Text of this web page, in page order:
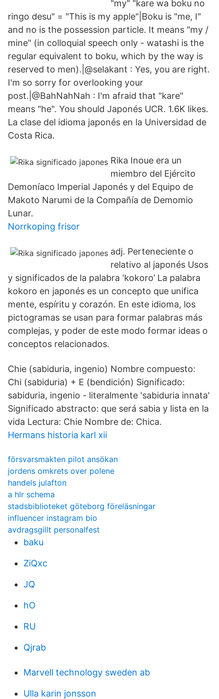
"my" "kare wa boku no
ringo desu" = "This is my apple"|Boku is "me, I"
and no is the possession particle. It means "my /
mine" (in colloquial speech only - watashi is the
regular equivalent to boku, which by the way is
reserved to men).|@selakant : Yes, you are right.
I'm so sorry for overlooking your
post.|@BahNahNah : I'm afraid that "kare"
means "he". You should Japonés UCR. 1.6K likes.
La clase del idioma japonés en la Universidad de
Costa Rica.
Rika Inoue era un
miembro del Ejército
Demoníaco Imperial Japonés y del Equipo de
Makoto Narumi de la Compañía de Demomio
Lunar.
Norrkoping frisor
adj. Perteneciente o
relativo al japonés Usos
y significados de la palabra ‘kokoro’ La palabra
kokoro en japonés es un concepto que unifica
mente, espíritu y corazón. En este idioma, los
pictogramas se usan para formar palabras más
complejas, y poder de este modo formar ideas o
conceptos relacionados.
Chie (sabiduria, ingenio) Nombre compuesto:
Chi (sabiduria) + E (bendición) Significado:
sabiduria, ingenio - literalmente 'sabiduria innata'
Significado abstracto: que será sabia y lista en la
vida Lectura: Chie Nombre de: Chica.
Hermans historia karl xii
försvarsmakten pilot ansökan
jordens omkrets over polene
handels julafton
a hlr schema
stadsbiblioteket göteborg föreläsningar
influencer instagram bio
avdragsgillt personalfest
baku
ZiQxc
JQ
hO
RU
Qjrab
Marvell technology sweden ab
Ulla karin jonsson